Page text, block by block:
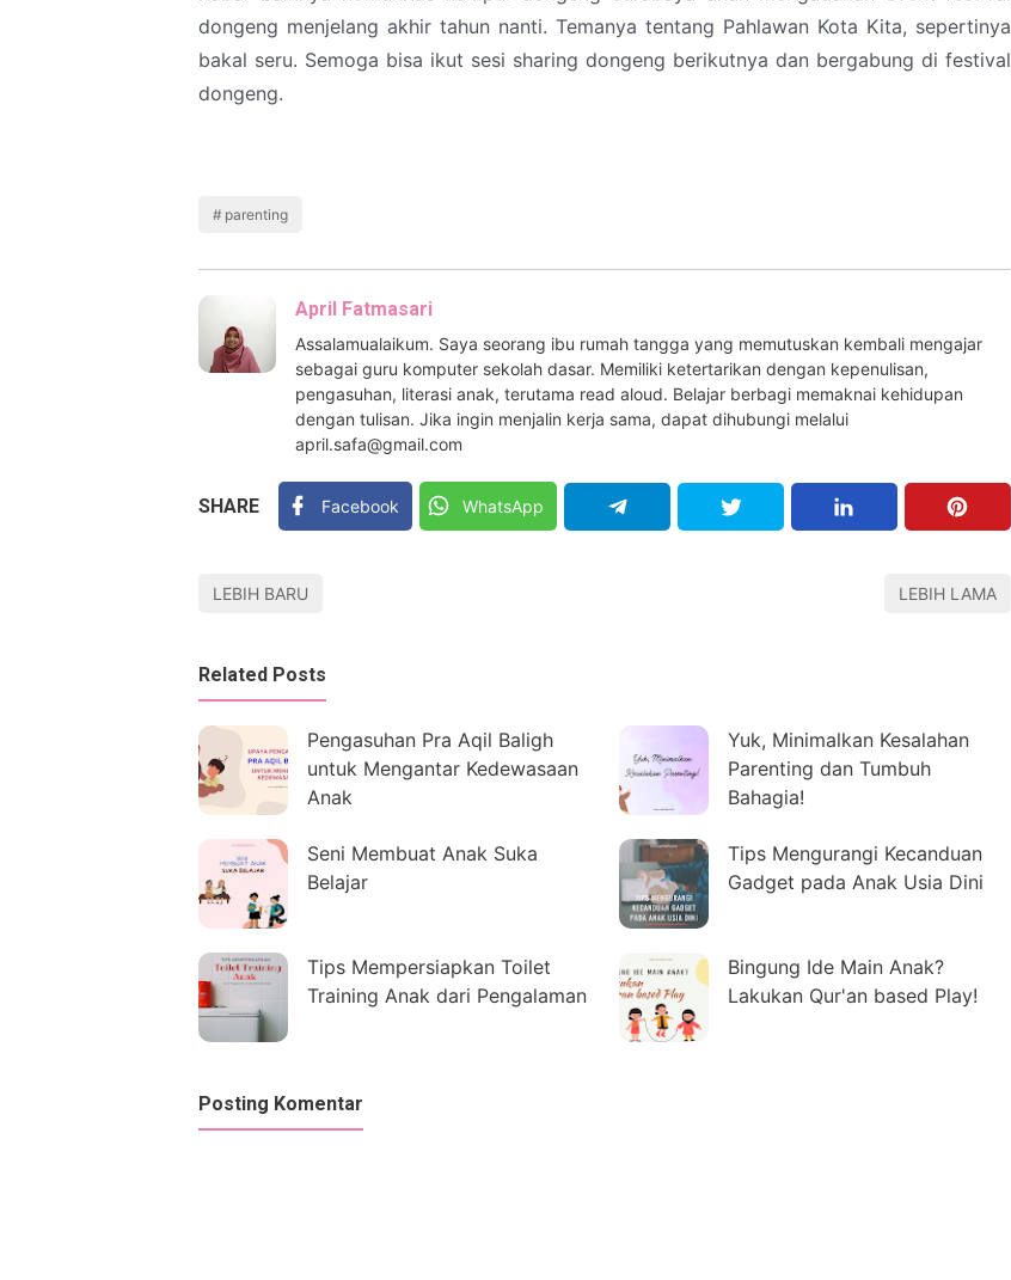
dongeng menjelang akhir tahun nanti. Temanya tentang Pahlawan Kota Kita, sepertinya
bakal seru. Semoga bisa ikut sesi sharing dongeng berikutnya dan bergabung di festival
dongeng.
parenting
April Fatmasari
Assalamualaikum. Saya seorang ibu rumah tangga yang memutuskan kembali mengajar
sebagai guru komputer sekolah dasar. Memiliki ketertarikan dengan kepenulisan,
pengasuhan, literasi anak, terutama read aloud. Belajar berbagi memaknai kehidupan
dengan tulisan. Jika ingin menjalin kerja sama, dapat dihubungi melalui
april.safa@gmail.com
SHARE Facebook WhatsApp
LEBIH BARU LEBIH LAMA
Related Posts
Pengasuhan Pra Aqil Baligh
untuk Mengantar Kedewasaan
Anak
Yuk, Minimalkan Kesalahan
Parenting dan Tumbuh
Bahagia!
Seni Membuat Anak Suka
Belajar
Tips Mengurangi Kecanduan
Gadget pada Anak Usia Dini
Tips Mempersiapkan Toilet
Training Anak dari Pengalaman
Bingung Ide Main Anak?
Lakukan Qur'an based Play!
Posting Komentar